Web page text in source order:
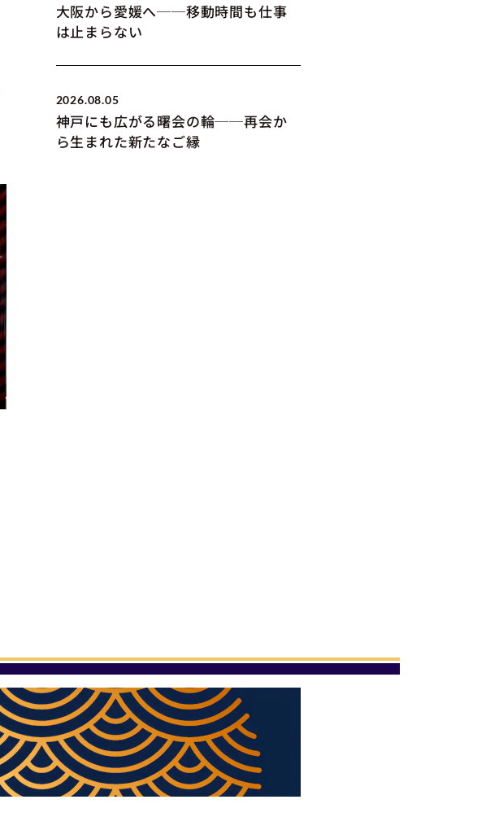
大阪から愛媛へ──移動時間も仕事
は止まらない
2026.08.05
神戸にも広がる曙会の輪──再会か
ら生まれた新たなご縁